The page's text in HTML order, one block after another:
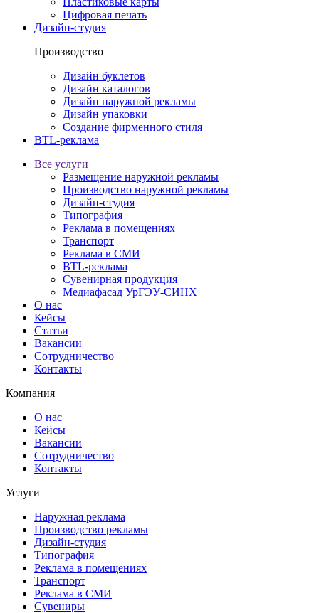
Цифровая печать
Дизайн-студия
Производство
Дизайн буклетов
Дизайн каталогов
Дизайн наружной рекламы
Дизайн упаковки
Создание фирменного стиля
BTL-реклама
Все услуги
Размещение наружной рекламы
Производство наружной рекламы
Дизайн-студия
Типография
Реклама в помещениях
Транспорт
Реклама в СМИ
BTL-реклама
Сувенирная продукция
Медиафасад УрГЭУ-СИНХ
О нас
Кейсы
Статьи
Вакансии
Сотрудничество
Контакты
Компания
О нас
Кейсы
Вакансии
Сотрудничество
Контакты
Услуги
Наружная реклама
Производство рекламы
Дизайн-студия
Типография
Реклама в помещениях
Транспорт
Реклама в СМИ
Сувениры